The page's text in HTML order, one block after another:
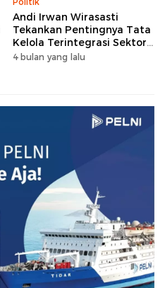
Andi Irwan Wirasasti
Tekankan Pentingnya Tata
Kelola Terintegrasi Sektor
Peternakan Sulsel
4 bulan yang lalu